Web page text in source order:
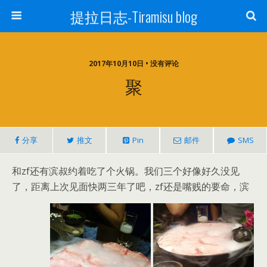
提拉日志-Tiramisu blog
2017年10月10日 • 没有评论
聚
分享 推文 Pin 邮件 SMS
和zf还有滨叔约着吃了个火锅。我们三个好像好久没见
了，距离上次见面快两三年了吧，zf还是嘴贱的要命，滨